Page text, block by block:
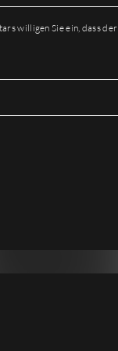
willigen Sie ein, dass